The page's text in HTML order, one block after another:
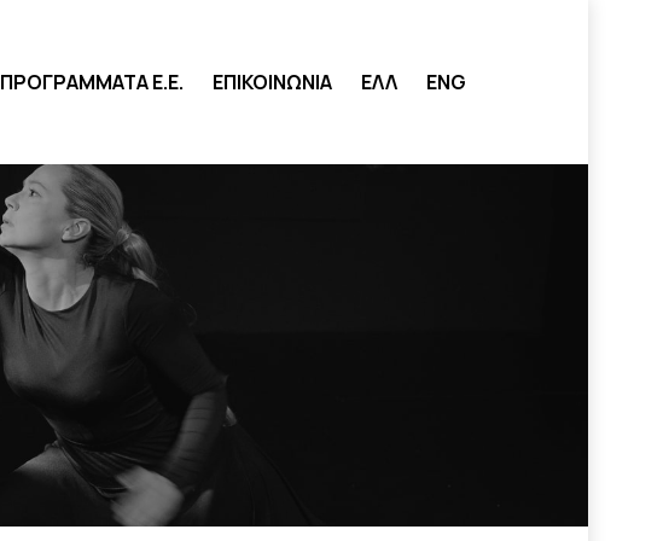
ΠΡΟΓΡΑΜΜΑΤΑ Ε.Ε. ΕΠΙΚΟΙΝΩΝΙΑ ΕΛΛ ENG